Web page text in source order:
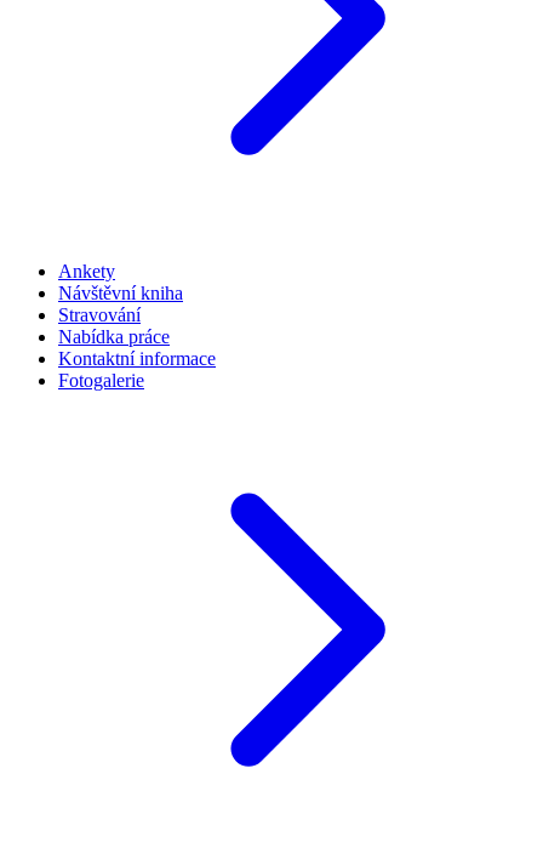
Ankety
Návštěvní kniha
Stravování
Nabídka práce
Kontaktní informace
Fotogalerie